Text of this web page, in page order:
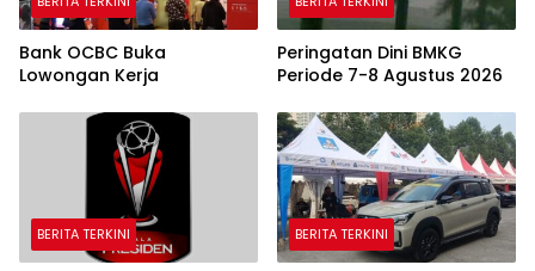
Bank OCBC Buka
Lowongan Kerja
Peringatan Dini BMKG
Periode 7-8 Agustus 2026
BERITA TERKINI BERITA TERKINI